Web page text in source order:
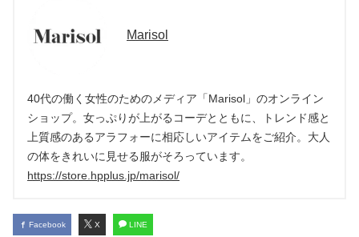
Marisol
40代の働く女性のためのメディア「Marisol」のオンライン
ショップ。女っぷりが上がるコーデとともに、トレンド感と
上質感のあるアラフォーに相応しいアイテムをご紹介。大人
の体をきれいに見せる服がそろっています。
https://store.hpplus.jp/marisol/
Facebook X LINE